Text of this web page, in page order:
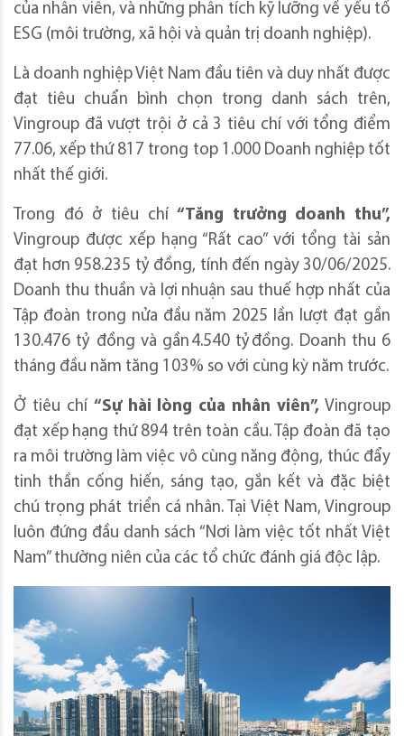
của nhân viên, và những phân tích kỹ lưỡng về yếu tố
ESG (môi trường, xã hội và quản trị doanh nghiệp).
Là doanh nghiệp Việt Nam đầu tiên và duy nhất được
đạt tiêu chuẩn bình chọn trong danh sách trên,
Vingroup đã vượt trội ở cả 3 tiêu chí với tổng điểm
77.06, xếp thứ 817 trong top 1.000 Doanh nghiệp tốt
nhất thế giới.
Trong đó ở tiêu chí“Tăng trưởng doanh thu”,
Vingroup được xếp hạng “Rất cao” với tổng tài sản
đạt hơn 958.235 tỷ đồng, tính đến ngày 30/06/2025.
Doanh thu thuần và lợi nhuận sau thuế hợp nhất của
Tập đoàn trong nửa đầu năm 2025 lần lượt đạt gần
130.476 tỷ đồng và gần 4.540 tỷ đồng. Doanh thu 6
tháng đầu năm tăng 103% so với cùng kỳ năm trước.
Ở tiêu chí “Sự hài lòng của nhân viên”, Vingroup
đạt xếp hạng thứ 894 trên toàn cầu. Tập đoàn đã tạo
ra môi trường làm việc vô cùng năng động, thúc đẩy
tinh thần cống hiến, sáng tạo, gắn kết và đặc biệt
chú trọng phát triển cá nhân. Tại Việt Nam, Vingroup
luôn đứng đầu danh sách “Nơi làm việc tốt nhất Việt
Nam” thường niên của các tổ chức đánh giá độc lập.